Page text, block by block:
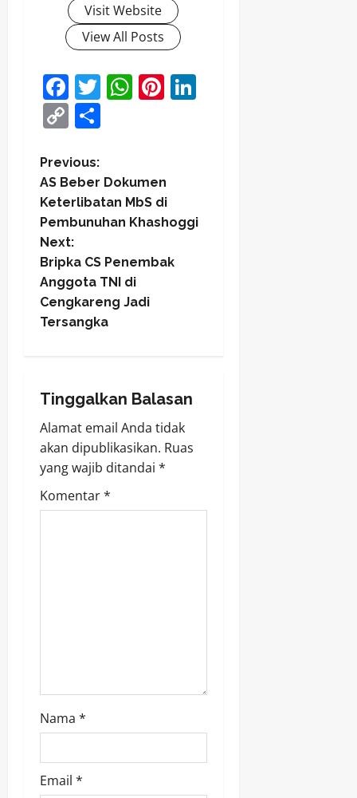
Visit Website
View All Posts
Facebook
Twitter
WhatsApp
Pinterest
Copy
Link
P
o
s
t
n
a
i
g
a
t
Previous:
AS Beber Dokumen
Keterlibatan MbS di
Pembunuhan Khashoggi
Next:
Bripka CS Penembak
Anggota TNI di
Cengkareng Jadi
Tersangka
Tinggalkan Balasan
Alamat email Anda tidak
akan dipublikasikan. Ruas
yang wajib ditandai *
Komentar*
Nama *
Email *